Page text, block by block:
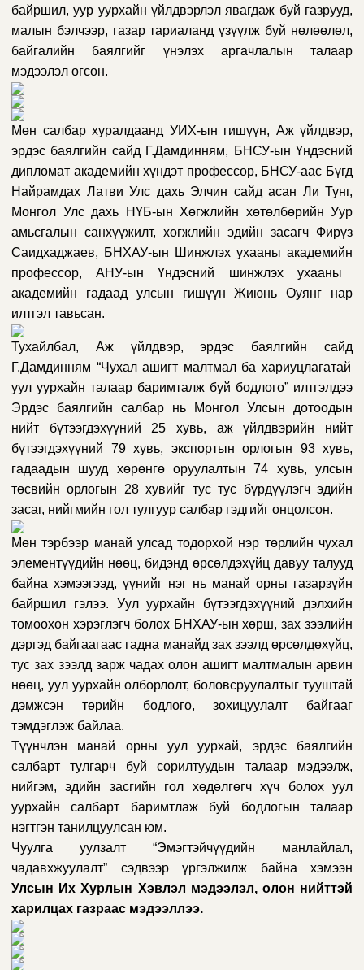
байршил, уур уурхайн үйлдвэрлэл явагдаж буй газрууд,
малын бэлчээр, газар тариаланд үзүүлж буй нөлөөлөл,
байгалийн баялгийг үнэлэх аргачлалын талаар
мэдээлэл өгсөн.
Мөн салбар хуралдаанд УИХ-ын гишүүн, Аж үйлдвэр,
эрдэс баялгийн сайд Г.Дамдинням, БНСУ-ын Үндэсний
дипломат академийн хүндэт профессор, БНСУ-аас Бүгд
Найрамдах Латви Улс дахь Элчин сайд асан Ли Тунг,
Монгол Улс дахь
НҮБ-ын Хөгжлийн хөтөлбөрийн Уур
амьсгалын санхүүжилт, хөгжлийн эдийн засагч Фирүз
Саидхаджаев, БНХАУ-ын Шинжлэх ухааны академийн
профессор,АНУ-ын Үндэсний шинжлэх ухааны
академийн гадаад улсын гишүүн Жиюнь Оуянг нар
илтгэл тавьсан.
Тухайлбал, Аж үйлдвэр, эрдэс баялгийн сайд
Г.Дамдинням “Чухал ашигт малтмал ба хариуцлагатай
уул уурхайн талаар баримталж буй бодлого” илтгэлдээ
Эрдэс баялгийн салбар нь Монгол Улсын дотоодын
нийт бүтээгдэхүүний 25 хувь, аж үйлдвэрийн нийт
бүтээгдэхүүний 79 хувь, экспортын орлогын 93 хувь,
гадаадын шууд хөрөнгө оруулалтын 74 хувь, улсын
төсвийн орлогын 28 хувийг тус тус бүрдүүлэгч эдийн
засаг, нийгмийн гол тулгуур салбар гэдгийг онцолсон.
Мөн тэрбээр манай улсад тодорхой нэр төрлийн чухал
элементүүдийн нөөц, бидэнд өрсөлдэхүйц давуу талууд
байна хэмээгээд, үүнийг нэг нь манай орны газарзүйн
байршил гэлээ. Уул уурхайн бүтээгдэхүүний дэлхийн
томоохон хэрэглэгч болох БНХАУ-ын хөрш, зах зээлийн
дэргэд байгаагаас гадна манайд зах зээлд өрсөлдөхүйц,
тус зах зээлд зарж чадах олон ашигт малтмалын арвин
нөөц, уул уурхайн олборлолт, боловсруулалтыг тууштай
дэмжсэн төрийн бодлого, зохицуулалт байгааг
тэмдэглэж байлаа.
Түүнчлэн манай орны уул уурхай, эрдэс баялгийн
салбарт тулгарч буй сорилтуудын талаар мэдээлж,
нийгэм, эдийн засгийн гол хөдөлгөгч хүч болох уул
уурхайн салбарт баримтлаж буй бодлогын талаар
нэгтгэн танилцуулсан юм.
Чуулга уулзалт “Эмэгтэйчүүдийн манлайлал,
чадавхжуулалт” сэдвээр үргэлжилж байна хэмээн
Улсын Их Хурлын Хэвлэл мэдээлэл, олон нийттэй
харилцах газраас мэдээллээ.